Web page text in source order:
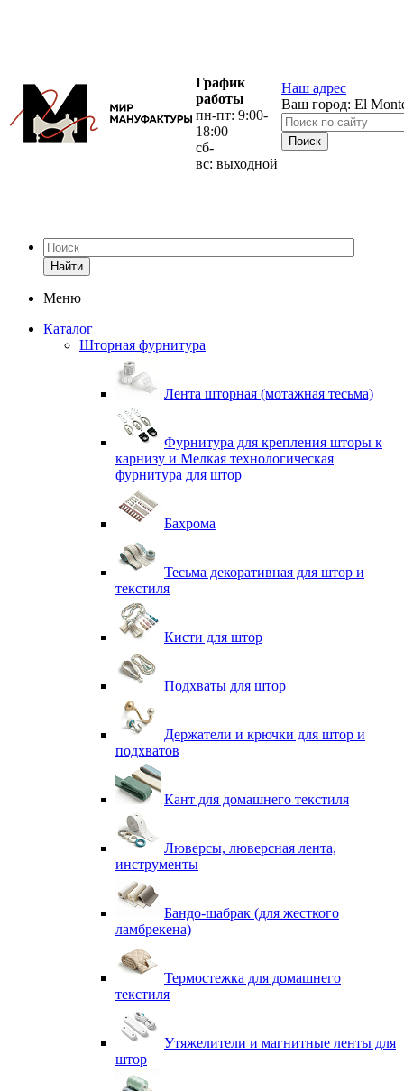
График
работы
пн-пт: 9:00-
18:00
сб-
вс: выходной
Наш адрес
Ваш город: El
Найти
Меню
Каталог
Шторная фурнитура
Лента шторная (мотажная тесьма)
Фурнитура для крепления шторы к
карнизу и Мелкая технологическая
фурнитура для штор
Бахрома
Тесьма декоративная для штор и
текстиля
Кисти для штор
Подхваты для штор
Держатели и крючки для штор и
подхватов
Кант для домашнего текстиля
Люверсы, люверсная лента,
инструменты
Бандо-шабрак (для жесткого
ламбрекена)
Термостежка для домашнего
текстиля
Утяжелители и магнитные ленты для
штор